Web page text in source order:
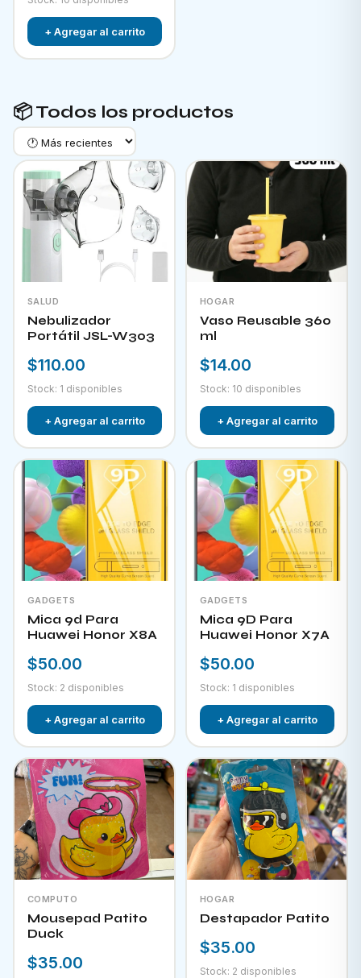
+ Agregar al carrito
📦 Todos los productos
SALUD
Nebulizador
Portátil JSL-W303
$110.00
Stock: 1 disponibles
+ Agregar al carrito
HOGAR
Vaso Reusable 360
ml
$14.00
Stock: 10 disponibles
+ Agregar al carrito
GADGETS
Mica 9d Para
Huawei Honor X8A
$50.00
Stock: 2 disponibles
+ Agregar al carrito
GADGETS
Mica 9D Para
Huawei Honor X7A
$50.00
Stock: 1 disponibles
+ Agregar al carrito
COMPUTO
Mousepad Patito
Duck
$35.00
HOGAR
Destapador Patito
$35.00
Stock: 2 disponibles